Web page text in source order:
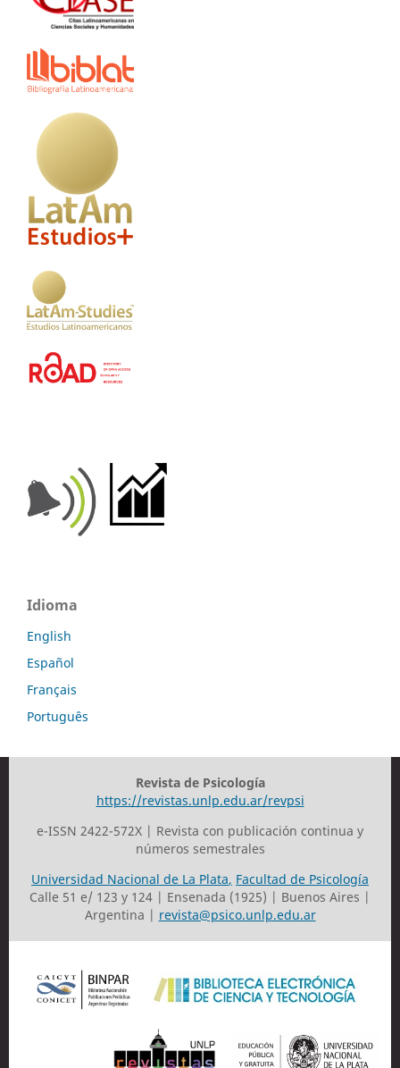
Idioma
English
Español
Français
Português
Revista de Psicología
https://revistas.unlp.edu.ar/revpsi
e-ISSN 2422-572X | Revista con publicación continua y
números semestrales
Universidad Nacional de La Plata, Facultad de Psicología
Calle 51 e/ 123 y 124 | Ensenada (1925) | Buenos Aires |
Argentina | revista@psico.unlp.edu.ar